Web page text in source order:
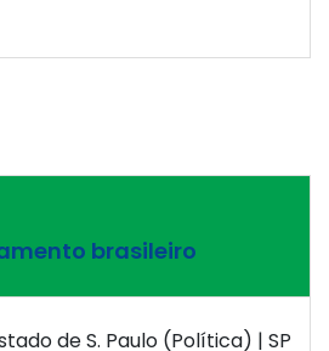
brasileiro
de S. Paulo (Política) | SP